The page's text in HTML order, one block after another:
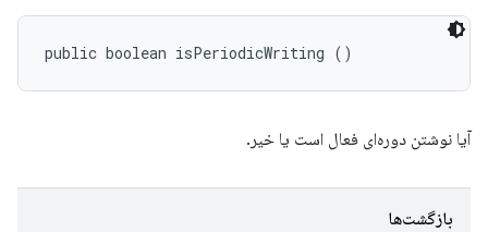
public boolean isPeriodicWriting ()
آیا نوشتن دوره‌ای فعال است یا خیر.
بازگشت‌ها